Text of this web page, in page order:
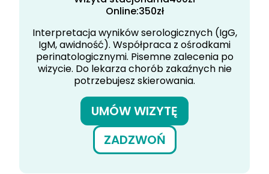
Online:350zł
Interpretacja wyników serologicznych (IgG,
IgM, awidność). Współpraca z ośrodkami
perinatologicznymi. Pisemne zalecenia po
wizycie. Do lekarza chorób zakaźnych nie
potrzebujesz skierowania.
UMÓW WIZYTĘ
ZADZWOŃ